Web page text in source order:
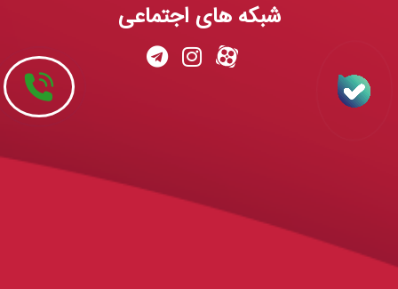
شبکه های اجتماعی